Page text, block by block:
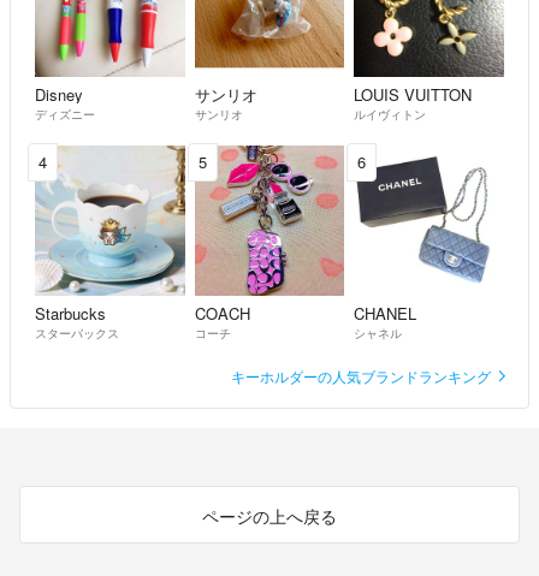
Disney
ディズニー
サンリオ
サンリオ
LOUIS VUITTON
ルイヴィトン
4
Starbucks
スターバックス
5
COACH
コーチ
6
CHANEL
シャネル
キーホルダーの人気ブランドランキング
ページの上へ戻る